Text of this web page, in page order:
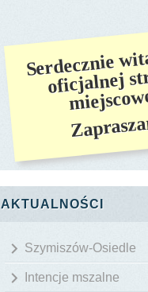
Serdecznie
oficjalnej
AKTUALNOŚCI
Szymiszów-Osiedle
Intencje mszalne